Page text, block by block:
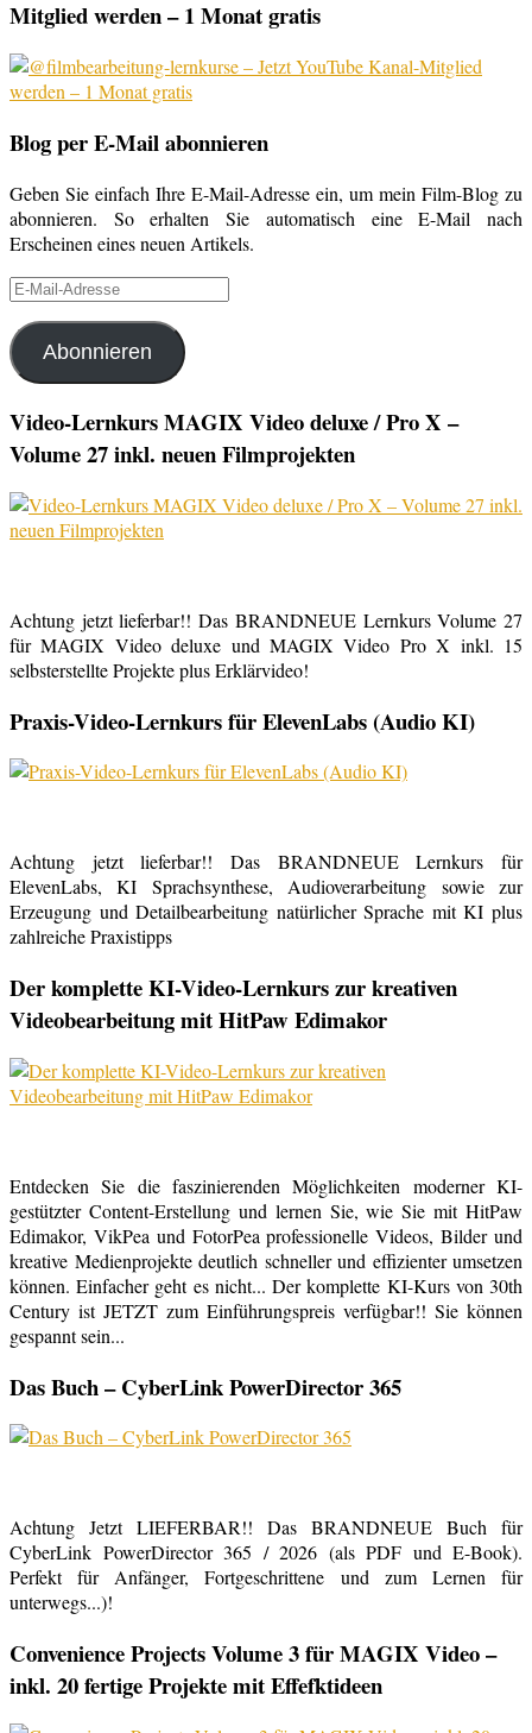
Mitglied werden – 1 Monat gratis
Blog per E-Mail abonnieren
Geben Sie einfach Ihre E-Mail-Adresse ein, um mein Film-Blog zu
abonnieren. So erhalten Sie automatisch eine E-Mail nach
Erscheinen eines neuen Artikels.
E-
Mail-
Adresse
Abonnieren
Video-Lernkurs MAGIX Video deluxe / Pro X –
Volume 27 inkl. neuen Filmprojekten
Achtung jetzt lieferbar!! Das BRANDNEUE Lernkurs Volume 27
für MAGIX Video deluxe und MAGIX Video Pro X inkl. 15
selbsterstellte Projekte plus Erklärvideo!
Praxis-Video-Lernkurs für ElevenLabs (Audio KI)
Achtung jetzt lieferbar!! Das BRANDNEUE Lernkurs für
ElevenLabs, KI Sprachsynthese, Audioverarbeitung sowie zur
Erzeugung und Detailbearbeitung natürlicher Sprache mit KI plus
zahlreiche Praxistipps
Der komplette KI-Video-Lernkurs zur kreativen
Videobearbeitung mit HitPaw Edimakor
Entdecken Sie die faszinierenden Möglichkeiten moderner KI-
gestützter Content-Erstellung und lernen Sie, wie Sie mit HitPaw
Edimakor, VikPea und FotorPea professionelle Videos, Bilder und
kreative Medienprojekte deutlich schneller und effizienter umsetzen
können. Einfacher geht es nicht... Der komplette KI-Kurs von 30th
Century ist JETZT zum Einführungspreis verfügbar!! Sie können
gespannt sein...
Das Buch – CyberLink PowerDirector 365
Achtung Jetzt LIEFERBAR!! Das BRANDNEUE Buch für
CyberLink PowerDirector 365 / 2026 (als PDF und E-Book).
Perfekt für Anfänger, Fortgeschrittene und zum Lernen für
unterwegs...)!
Convenience Projects Volume 3 für MAGIX Video –
inkl. 20 fertige Projekte mit Effefktideen